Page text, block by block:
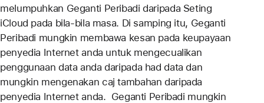
melumpuhkan Geganti Peribadi daripada Seting
iCloud pada bila-bila masa. Di samping itu, Geganti
Peribadi mungkin membawa kesan pada keupayaan
penyedia Internet anda untuk mengecualikan
penggunaan data anda daripada had data dan
mungkin mengenakan caj tambahan daripada
penyedia Internet anda. Geganti Peribadi mungkin